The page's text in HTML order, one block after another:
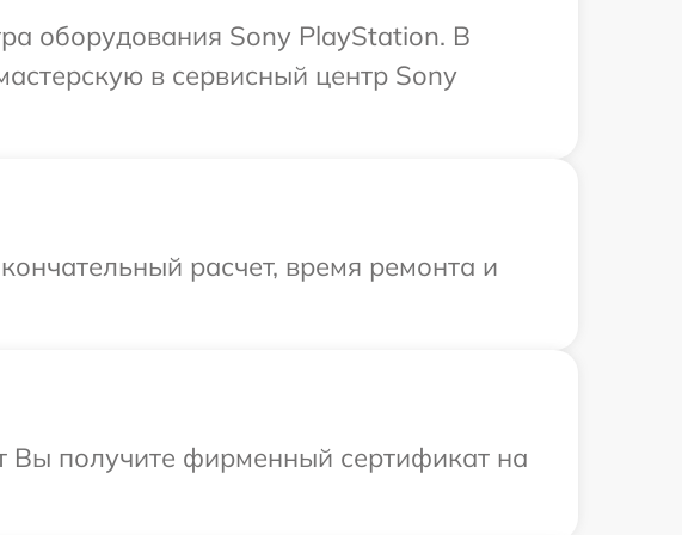
оборудования Sony PlayStation. В
в сервисный центр Sony
расчет, время ремонта и
Вы получите фирменный сертификат на